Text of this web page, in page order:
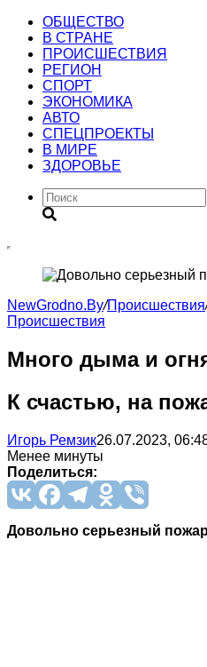
ОБЩЕСТВО
В СТРАНЕ
ПРОИСШЕСТВИЯ
РЕГИОН
CПОРТ
ЭКОНОМИКА
АВТО
СПЕЦПРОЕКТЫ
В МИРЕ
ЗДОРОВЬЕ
NewGrodno.By/Происшествия
Происшествия
Много дыма и
К счастью, на
Игорь Ремзик26.07.2023,
Менее минуты
Поделиться:
Довольно серьезный